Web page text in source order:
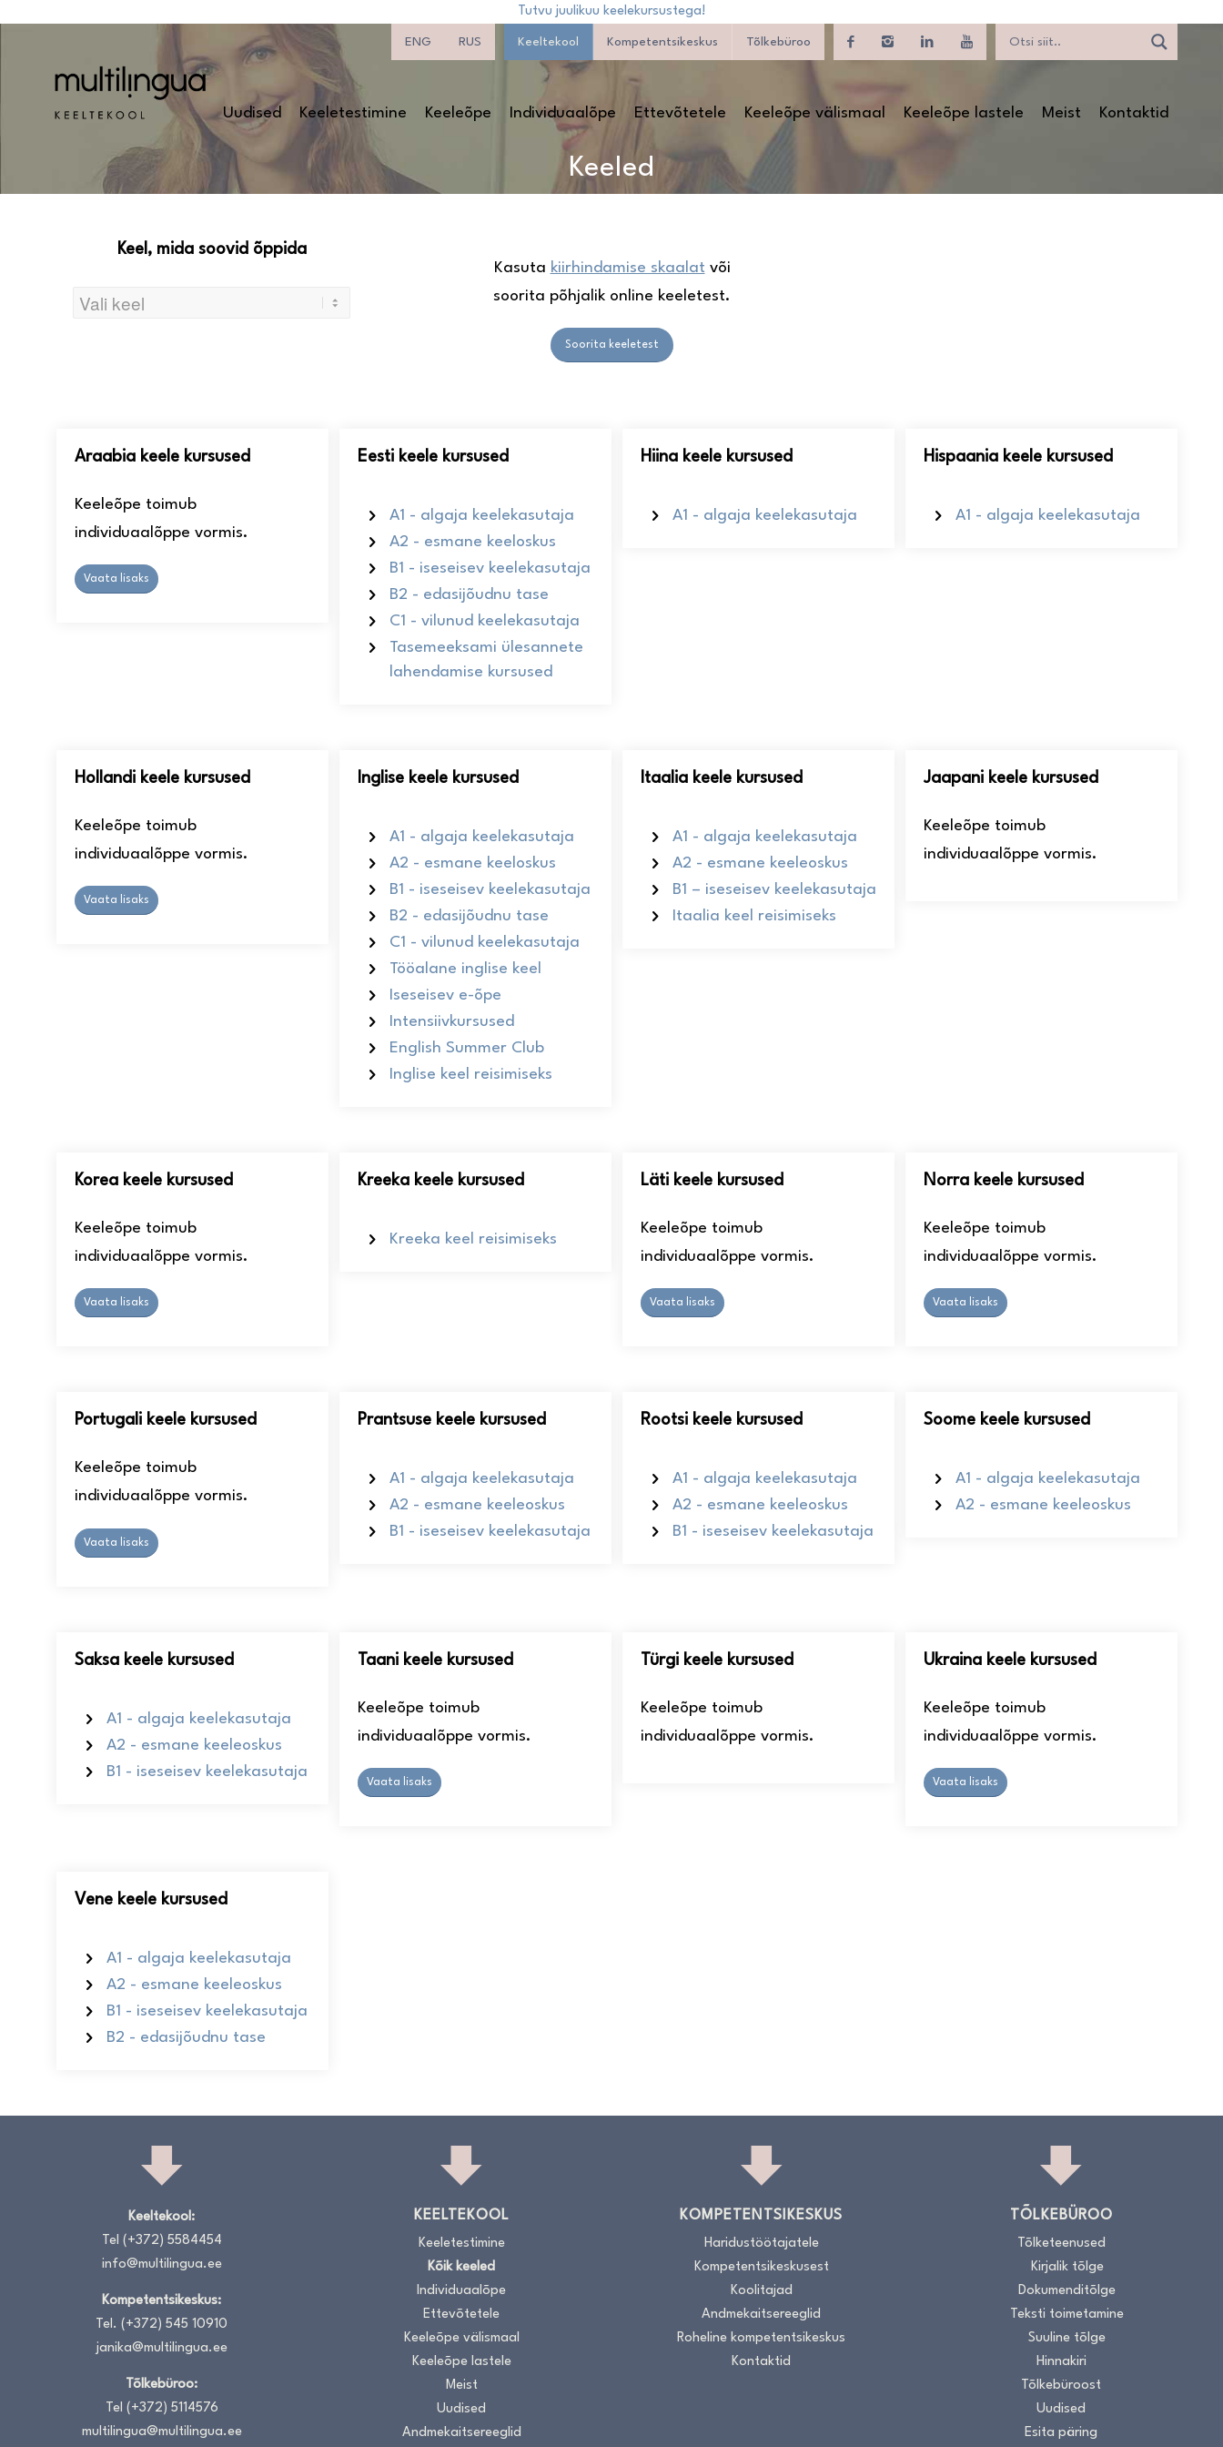
Tutvu juulikuu keelekursustega!
ENG RUS Keeltekool Kompetentsikeskus Tõlkebüroo
Uudised Keeletestimine Keeleõpe Individuaalõpe Ettevõtetele Keeleõpe välismaal Keeleõpe lastele Meist Kontaktid
Keeled
Keel, mida soovid õppida
Kasuta kiirhindamise skaalat või
soorita põhjalik online keeletest.
Soorita keeletest
Araabia keele kursused
Keeleõpe toimub
individuaalõppe vormis.
Vaata lisaks
Eesti keele kursused
A1 - algaja keelekasutaja
A2 - esmane keeloskus
B1 - iseseisev keelekasutaja
B2 - edasijõudnu tase
C1 - vilunud keelekasutaja
Tasemeeksami ülesannete
lahendamise kursused
Hiina keele kursused
A1 - algaja keelekasutaja
Hispaania keele kursused
A1 - algaja keelekasutaja
Hollandi keele kursused
Keeleõpe toimub
individuaalõppe vormis.
Vaata lisaks
Inglise keele kursused
A1 - algaja keelekasutaja
A2 - esmane keeloskus
B1 - iseseisev keelekasutaja
B2 - edasijõudnu tase
C1 - vilunud keelekasutaja
Tööalane inglise keel
Iseseisev e-õpe
Intensiivkursused
English Summer Club
Inglise keel reisimiseks
Itaalia keele kursused
A1 - algaja keelekasutaja
A2 - esmane keeleoskus
B1 – iseseisev keelekasutaja
Itaalia keel reisimiseks
Jaapani keele kursused
Keeleõpe toimub
individuaalõppe vormis.
Korea keele kursused
Keeleõpe toimub
individuaalõppe vormis.
Vaata lisaks
Kreeka keele kursused
Kreeka keel reisimiseks
Läti keele kursused
Keeleõpe toimub
individuaalõppe vormis.
Vaata lisaks
Norra keele kursused
Keeleõpe toimub
individuaalõppe vormis.
Vaata lisaks
Portugali keele kursused
Keeleõpe toimub
individuaalõppe vormis.
Vaata lisaks
Prantsuse keele kursused
A1 - algaja keelekasutaja
A2 - esmane keeleoskus
B1 - iseseisev keelekasutaja
Rootsi keele kursused
A1 - algaja keelekasutaja
A2 - esmane keeleoskus
B1 - iseseisev keelekasutaja
Soome keele kursused
A1 - algaja keelekasutaja
A2 - esmane keeleoskus
Saksa keele kursused
A1 - algaja keelekasutaja
A2 - esmane keeleoskus
B1 - iseseisev keelekasutaja
Taani keele kursused
Keeleõpe toimub
individuaalõppe vormis.
Vaata lisaks
Türgi keele kursused
Keeleõpe toimub
individuaalõppe vormis.
Ukraina keele kursused
Keeleõpe toimub
individuaalõppe vormis.
Vaata lisaks
Vene keele kursused
A1 - algaja keelekasutaja
A2 - esmane keeleoskus
B1 - iseseisev keelekasutaja
B2 - edasijõudnu tase
Keeltekool:
Tel (+372) 5584454
info@multilingua.ee
Kompetentsikeskus:
Tel. (+372) 545 10910
janika@multilingua.ee
Tõlkebüroo:
Tel (+372) 5114576
multilingua@multilingua.ee
KEELTEKOOL
Keeletestimine
Kõik keeled
Individuaalõpe
Ettevõtetele
Keeleõpe välismaal
Keeleõpe lastele
Meist
Uudised
Andmekaitsereeglid
KOMPETENTSIKESKUS
Haridustöötajatele
Kompetentsikeskusest
Koolitajad
Andmekaitsereeglid
Roheline kompetentsikeskus
Kontaktid
TÕLKEBÜROO
Tõlketeenused
Kirjalik tõlge
Dokumenditõlge
Teksti toimetamine
Suuline tõlge
Hinnakiri
Tõlkebüroost
Uudised
Esita päring